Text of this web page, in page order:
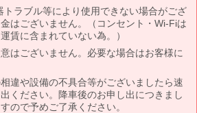
トラブル等により使用できない場合がござ
はございません。（コンセント・Wi-Fiは
賃に含まれていない為。）
はございません。必要な場合はお客様に
違や設備の不具合等がございましたら速
ください。降車後のお申し出につきまし
ので予めご了承ください。